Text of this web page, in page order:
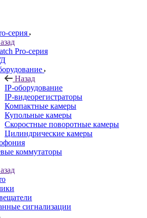
серия
Pro-серия
Назад
IP-оборудование
IP-видеорегистраторы
Компактные камеры
Купольные камеры
Скоростные поворотные камеры
Цилиндрические камеры
коммутаторы
сигнализации